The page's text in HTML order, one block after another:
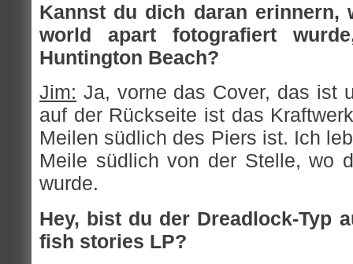
Kannst du dich daran erinnern,
world apart fotografiert
Huntington Beach?
Jim: Ja, vorne das Cover, das ist
auf der Rückseite ist das
Meilen südlich des Piers ist. Ich
Meile südlich von der Stelle, wo
wurde.
Hey, bist du der Dreadlock-Typ
fish stories LP?